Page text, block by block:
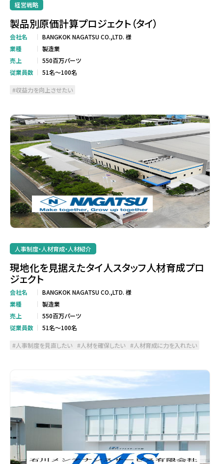
経営戦略
製品別原価計算プロジェクト（タイ）
会社名
BANGKOK NAGATSU CO.,LTD. 様
業種
製造業
売上
550百万パーツ
従業員数
51名～100名
収益力を向上させたい
人事制度・人材育成・人材紹介
現地化を見据えたタイ人スタッフ人材育成プロ
ジェクト
会社名
BANGKOK NAGATSU CO.,LTD. 様
業種
製造業
売上
550百万パーツ
従業員数
51名～100名
人事制度を見直したい 人材を確保したい 人材育成に力を入れたい